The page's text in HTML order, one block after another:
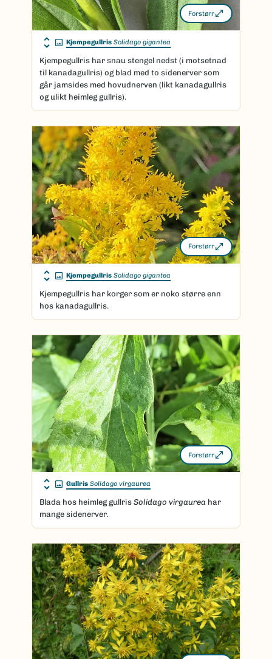
Forstørr
Kjempegullris Solidago gigantea
Kjempegullris har snau stengel nedst (i motsetnad
til kanadagullris) og blad med to sidenerver som
går jamsides med hovudnerven (likt kanadagullris
og ulikt heimleg gullris).
Forstørr
Kjempegullris Solidago gigantea
Kjempegullris har korger som er noko større enn
hos kanadagullris.
Forstørr
Gullris Solidago virgaurea
Blada hos heimleg gullris Solidago virgaurea har
mange sidenerver.